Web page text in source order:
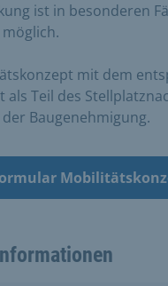
ist in besonderen
möglich.
mit dem
als Teil des
Baugenehmigung.